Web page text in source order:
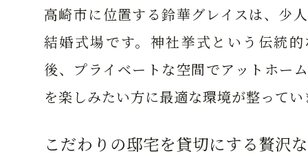
高崎市に位置する鈴華グレイスは、少
結婚式場です。神社挙式という伝統
後、プライベートな空間でアットホー
を楽しみたい方に最適な環境が整ってい
こだわりの邸宅を貸切にする贅沢